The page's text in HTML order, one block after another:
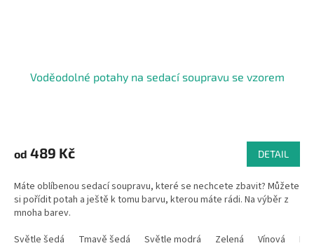
Voděodolné potahy na sedací soupravu se vzorem
produktu
je
z
5
hvězdiček.
od 489 Kč DETAIL
Máte oblíbenou sedací soupravu, které se nechcete zbavit? Můžete
si pořídit potah a ještě k tomu barvu, kterou máte rádi. Na výběr z
mnoha barev.
Světle šedá
Tmavě šedá Světle modrá Zelená Vínová